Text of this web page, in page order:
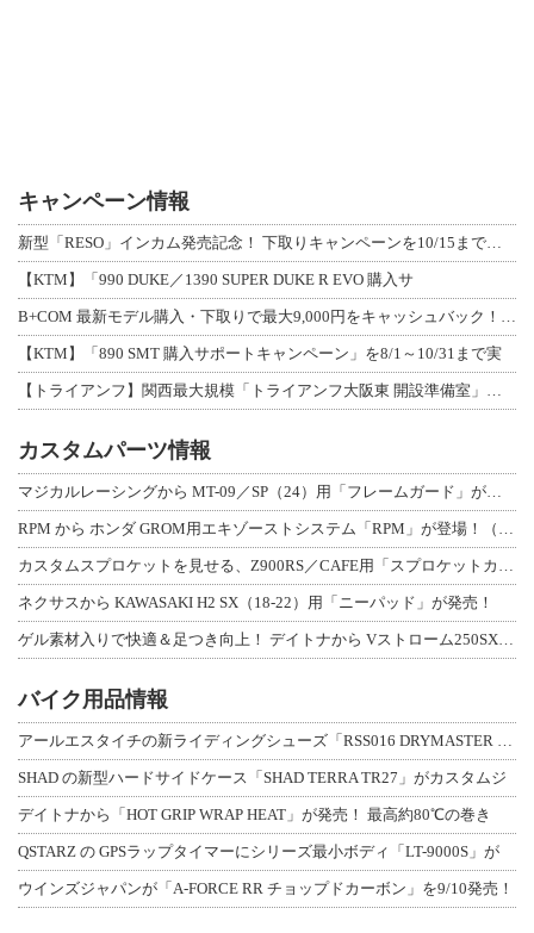
キャンペーン情報
新型「RESO」インカム発売記念！ 下取りキャンペーンを10/15まで延長して開
【KTM】「990 DUKE／1390 SUPER DUKE R EVO 購入サ
B+COM 最新モデル購入・下取りで最大9,000円をキャッシュバック！「B+F
【KTM】「890 SMT 購入サポートキャンペーン」を8/1～10/31まで実
【トライアンフ】関西最大規模「トライアンフ大阪東 開設準備室」がオープン！ 限定
カスタムパーツ情報
マジカルレーシングから MT-09／SP（24）用「フレームガード」が登場！
RPM から ホンダ GROM用エキゾーストシステム「RPM」が登場！（動画あり
カスタムスプロケットを見せる、Z900RS／CAFE用「スプロケットカバーフルキ
ネクサスから KAWASAKI H2 SX（18-22）用「ニーパッド」が発売！
ゲル素材入りで快適＆足つき向上！ デイトナから Vストローム250SX用「快適ロ
バイク用品情報
アールエスタイチの新ライディングシューズ「RSS016 DRYMASTER スト
SHAD の新型ハードサイドケース「SHAD TERRA TR27」がカスタムジ
デイトナから「HOT GRIP WRAP HEAT」が発売！ 最高約80℃の巻き
QSTARZ の GPSラップタイマーにシリーズ最小ボディ「LT-9000S」が
ウインズジャパンが「A-FORCE RR チョップドカーボン」を9/10発売！